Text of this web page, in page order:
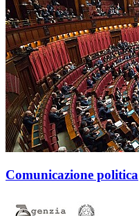
Comunicazione politica